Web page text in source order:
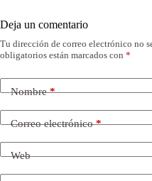
Deja un comentario
Tu dirección de correo electrónico no
obligatorios están marcados con *
Nombre*
Correo electrónico*
Web